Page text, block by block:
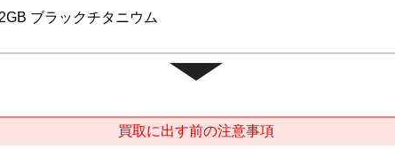
ブラックチタニウム
買取に出す前の注意事項